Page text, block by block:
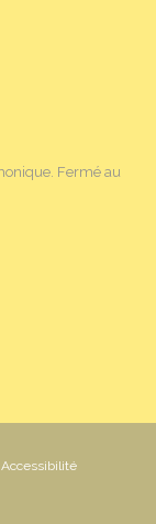
Fermé au
Accessibilité